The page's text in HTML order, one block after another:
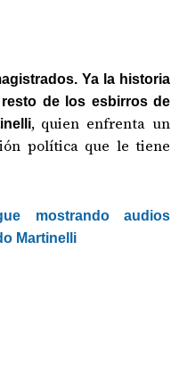
Ya la historia
de los esbirros de
, quien enfrenta un
política que le tiene
mostrando audios
Martinelli